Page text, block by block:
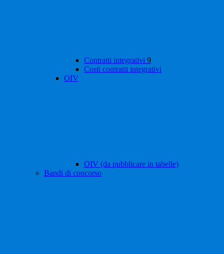
Contratti integrativi 9
Costi contratti integrativi
OIV
OIV (da pubblicare in tabelle)
Bandi di concorso